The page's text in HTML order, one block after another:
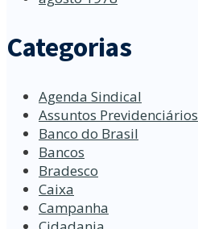
Categorias
Agenda Sindical
Assuntos Previdenciários
Banco do Brasil
Bancos
Bradesco
Caixa
Campanha